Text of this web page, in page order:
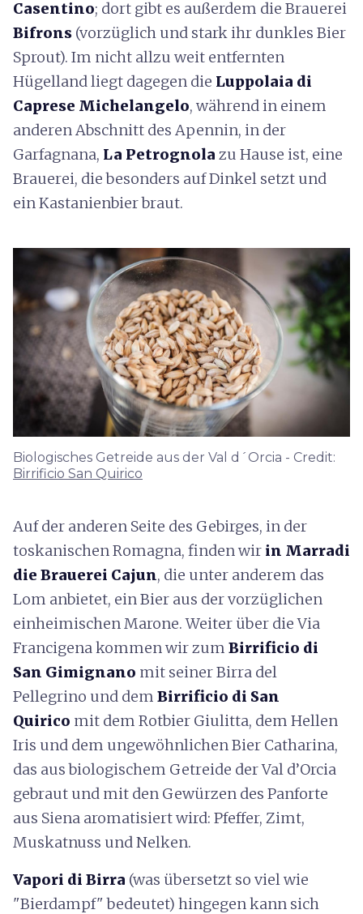
Casentino; dort gibt es außerdem die Brauerei
Bifrons (vorzüglich und stark ihr dunkles Bier
Sprout). Im nicht allzu weit entfernten
Hügelland liegt dagegen die Luppolaia di
Caprese Michelangelo, während in einem
anderen Abschnitt des Apennin, in der
Garfagnana, La Petrognola zu Hause ist, eine
Brauerei, die besonders auf Dinkel setzt und
ein Kastanienbier braut.
Biologisches Getreide aus der Val d´Orcia - Credit:
Birrificio San Quirico
Auf der anderen Seite des Gebirges, in der
toskanischen Romagna, finden wir in Marradi
die Brauerei Cajun, die unter anderem das
Lom anbietet, ein Bier aus der vorzüglichen
einheimischen Marone. Weiter über die Via
Francigena kommen wir zum Birrificio di
San Gimignano mit seiner Birra del
Pellegrino und dem Birrificio di San
Quirico mit dem Rotbier Giulitta, dem Hellen
Iris und dem ungewöhnlichen Bier Catharina,
das aus biologischem Getreide der Val d’Orcia
gebraut und mit den Gewürzen des Panforte
aus Siena aromatisiert wird: Pfeffer, Zimt,
Muskatnuss und Nelken.
Vapori di Birra (was übersetzt so viel wie
"Bierdampf" bedeutet) hingegen kann sich